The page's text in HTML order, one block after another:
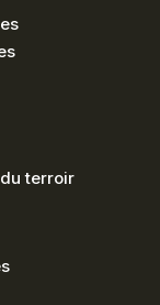
terroir